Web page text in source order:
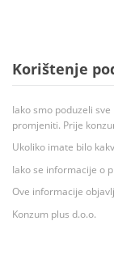
Korištenje
Iako smo poduzeli
promjeniti. Prije
Ukoliko imate bilo
Iako se informacije o
Ove informacije
Konzum plus d.o.o.